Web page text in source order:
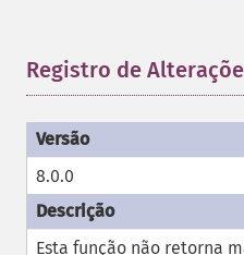
Registro de
8.0.0
Esta função não retorna